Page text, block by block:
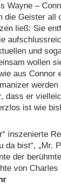
Wayne –
die Geister all
ließ: Sie
und
wollen
aus Connor
werden
dass er
ist wie
inszenierte
da bist“, „Mr.
der
von